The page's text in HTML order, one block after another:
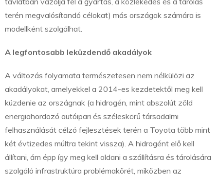
terén megvalósítandó célokat) más országok számára is
modellként szolgálhat.
A legfontosabb leküzdendő akadályok
A változás folyamata természetesen nem nélkülözi az
akadályokat, amelyekkel a 2014-es kezdetektől meg kell
küzdenie az országnak (a hidrogén, mint abszolút zöld
energiahordozó autóipari és széleskörű társadalmi
felhasználását célzó fejlesztések terén a Toyota több mint
két évtizedes múltra tekint vissza). A hidrogént elő kell
állítani, ám épp így meg kell oldani a szállításra és tárolására
szolgáló infrastruktúra problémakörét, miközben az